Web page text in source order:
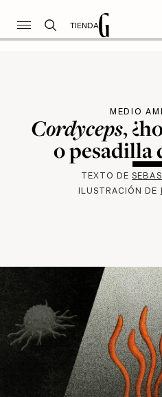
TIENDA
MEDIO
Cordyceps,
o pesadilla
TEXTO DE
ILUSTRACIÓN DE